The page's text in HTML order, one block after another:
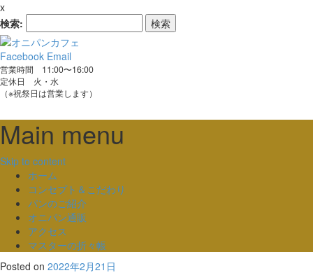
x
検索:
Facebook Email
営業時間 11:00〜16:00
定休日 火・水
（※祝祭日は営業します）
Main menu
Skip to content
ホーム
コンセプト＆こだわり
パンのご紹介
オニパン通販
アクセス
マスターの折々帳
Posted on 2022年2月21日